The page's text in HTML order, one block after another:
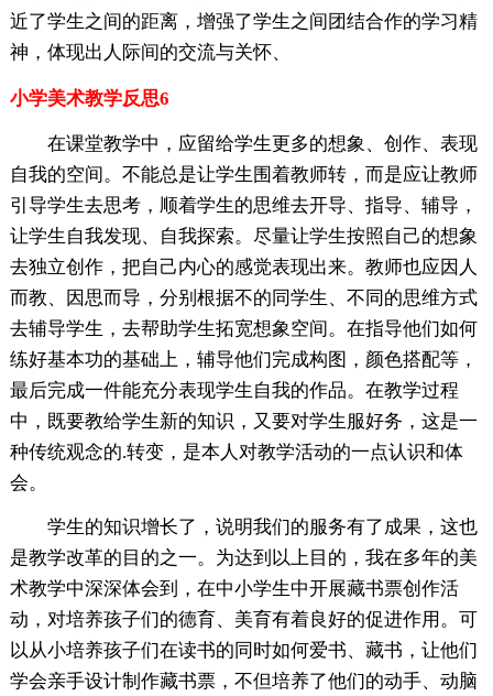
近了学生之间的距离，增强了学生之间团结合作的学习精
神，体现出人际间的交流与关怀、
小学美术教学反思6
在课堂教学中，应留给学生更多的想象、创作、表现
自我的空间。不能总是让学生围着教师转，而是应让教师
引导学生去思考，顺着学生的思维去开导、指导、辅导，
让学生自我发现、自我探索。尽量让学生按照自己的想象
去独立创作，把自己内心的感觉表现出来。教师也应因人
而教、因思而导，分别根据不的同学生、不同的思维方式
去辅导学生，去帮助学生拓宽想象空间。在指导他们如何
练好基本功的基础上，辅导他们完成构图，颜色搭配等，
最后完成一件能充分表现学生自我的作品。在教学过程
中，既要教给学生新的知识，又要对学生服好务，这是一
种传统观念的.转变，是本人对教学活动的一点认识和体
会。
学生的知识增长了，说明我们的服务有了成果，这也
是教学改革的目的之一。为达到以上目的，我在多年的美
术教学中深深体会到，在中小学生中开展藏书票创作活
动，对培养孩子们的德育、美育有着良好的促进作用。可
以从小培养孩子们在读书的同时如何爱书、藏书，让他们
学会亲手设计制作藏书票，不但培养了他们的动手、动脑